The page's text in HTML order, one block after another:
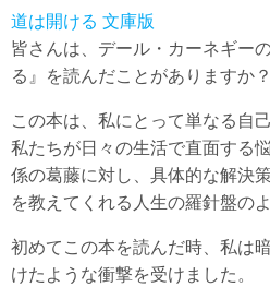
道は開ける 文庫版
皆さんは、デール・カーネギー
る』を読んだことがありますか？
この本は、私にとって単なる自
私たちが日々の生活で直面する
係の葛藤に対し、具体的な解決
を教えてくれる人生の羅針盤の
初めてこの本を読んだ時、私は
けたような衝撃を受けました。